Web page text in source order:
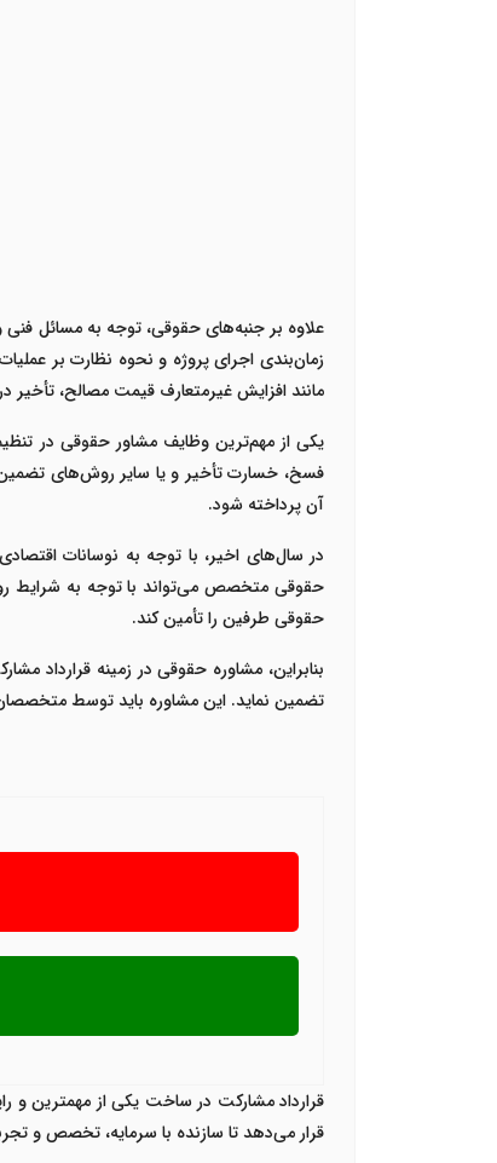
علاوه بر جنبه‌های حقوقی، توجه به مسائل
زمان‌بندی اجرای پروژه و نحوه نظارت بر
مانند افزایش غیرمتعارف قیمت مصالح، تأخیر
یکی از مهم‌ترین وظایف مشاور حقوقی در
فسخ، خسارت تأخیر و یا سایر روش‌های تضمین
آن پرداخته شود.
در سال‌های اخیر، با توجه به نوسانات
حقوقی متخصص می‌تواند با توجه به شرایط روز
حقوقی طرفین را تأمین کند.
بنابراین، مشاوره حقوقی در زمینه قرارداد
تضمین نماید. این مشاوره باید توسط
قرارداد مشارکت در ساخت یکی از مهمترین و
قرار می‌دهد تا سازنده با سرمایه، تخصص و